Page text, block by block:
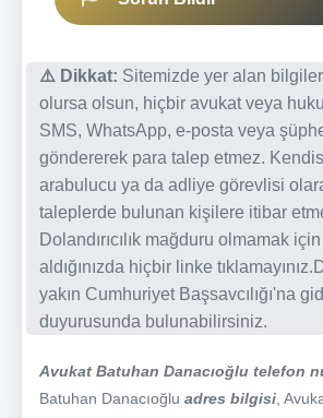
⚠️ Dikkat: Sitemizde yer alan
olursa olsun, hiçbir avukat veya
SMS, WhatsApp, e-posta veya
göndererek para talep etmez.
arabulucu ya da adliye görevlisi
taleplerde bulunan kişilere itibar
Dolandırıcılık mağduru olmamak
aldığınızda hiçbir linke
yakın Cumhuriyet Başsavcılığı'na
duyurusunda bulunabilirsiniz.
Avukat Batuhan Danacıoğlu telefon
Batuhan Danacıoğlu adres bilgisi ,